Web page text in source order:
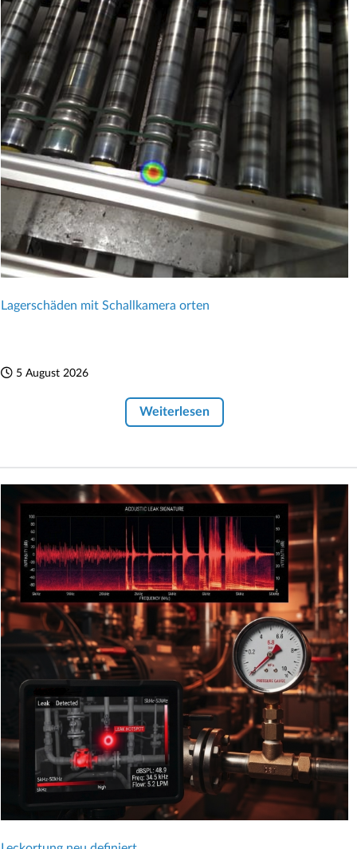
Lagerschäden mit Schallkamera orten
5 August 2026
Weiterlesen